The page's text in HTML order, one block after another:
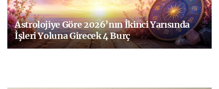
Astrolojiye Göre 2026’nın İkinci Yarısında
İşleri Yoluna Girecek 4 Burç